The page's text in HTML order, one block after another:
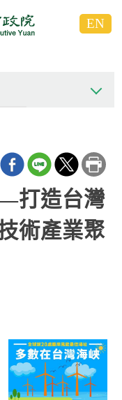
EN
打造台灣
術產業聚